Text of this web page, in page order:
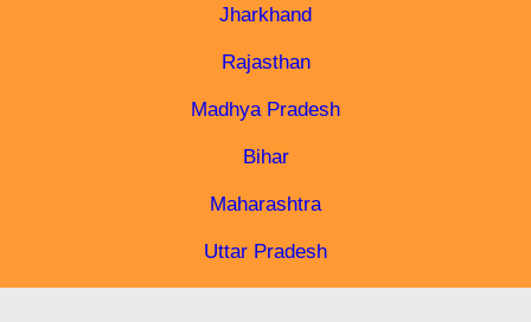
Jharkhand
Rajasthan
Madhya Pradesh
Bihar
Maharashtra
Uttar Pradesh